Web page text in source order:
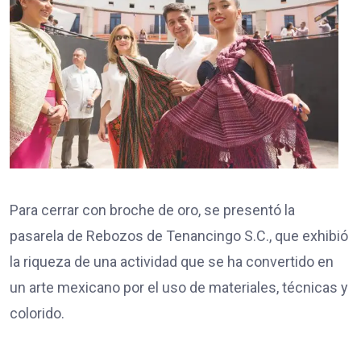
Para cerrar con broche de oro, se presentó la
pasarela de Rebozos de Tenancingo S.C., que exhibió
la riqueza de una actividad que se ha convertido en
un arte mexicano por el uso de materiales, técnicas y
colorido.